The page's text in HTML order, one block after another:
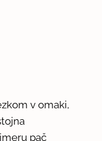
v omaki,
pač